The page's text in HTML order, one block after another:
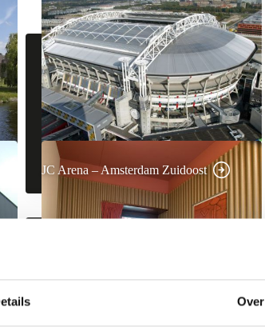
Over
JC Arena – Amsterdam Zuidoost